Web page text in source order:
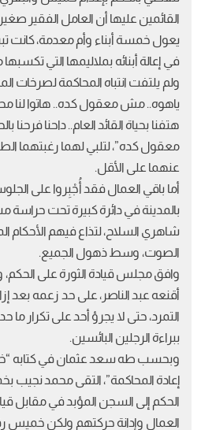
القائمين عليها أن العامل الفقير
يعول خمسة أبناء وأم معدمة، كانت
في إعالة أبنائه بملاليمها التي
ولم يلتفت انتباه المحاكمة لصرخات
ياهوه.. مش معقول كده.. هاتوا لنا
هتفنا بحياة القائد العام.. داحنا فرحنا
معقول كده”، لتلبي لهما رغبتهما
عنهما على الأقل.
أما باقي العمال فقد أُجْبِروا على
بالمدينة في دائرة كبيرة تحت
شاهري السلاح، لتذاع فيهم الأحكام
الصوت، وسط ذهول الجميع.
وافق مجلس قيادة الثورة على
أقنعه عبد الناصر، على حد زعمه بعد
التمرد، حتى لا يجرؤ أحد على تكرار ما
ببراءة الرجلين البائسين.
وبحسب طه سعد عثمان في كتابه
إعادة المحاكمة”، التقى محمد
الحكم إلى السجن المؤبد في مقابل
العمال وإدانة حركتهم ولكن